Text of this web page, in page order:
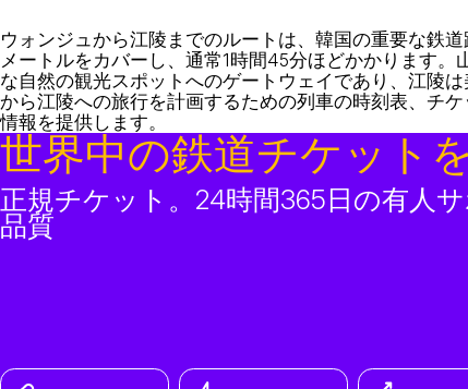
ウォンジュから江陵までのルートは、韓国の重要な鉄
メートルをカバーし、通常1時間45分ほどかかります
な自然の観光スポットへのゲートウェイであり、江陵
から江陵への旅行を計画するための列車の時刻表、チ
情報を提供します。
世界中の鉄道チケット
正規チケット。24時間365日の有人
品質